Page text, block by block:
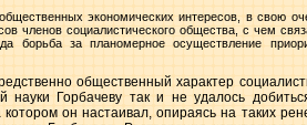
экономических интересов, в свою
членов социалистического общества, с чем
борьба за планомерное осуществление
общественный характер
науки Горбачеву так и не удалось
он настаивал, опираясь на таких